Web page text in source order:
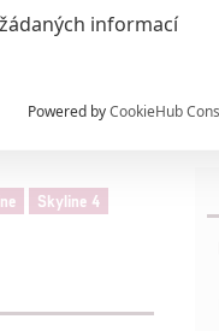
Skyline 4
informací
publika a vývoj
dáváte nám i našim
Powered byCookieHub